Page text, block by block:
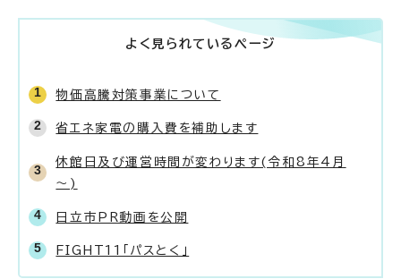
よく見られているページ
物価高騰対策事業について
省エネ家電の購入費を補助します
休館日及び運営時間が変わります(令和8年4月
～)
日立市PR動画を公開
FIGHT11「パスとく」